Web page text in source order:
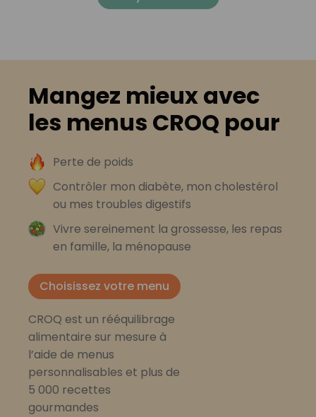
Mangez mieux avec
les menus CROQ pour
Perte de poids
Contrôler mon diabète, mon cholestérol
ou mes troubles digestifs
Vivre sereinement la grossesse, les repas
en famille, la ménopause
Choisissez votre menu
CROQ est un rééquilibrage
alimentaire sur mesure à
l’aide de menus
personnalisables et plus de
5 000 recettes
gourmandes